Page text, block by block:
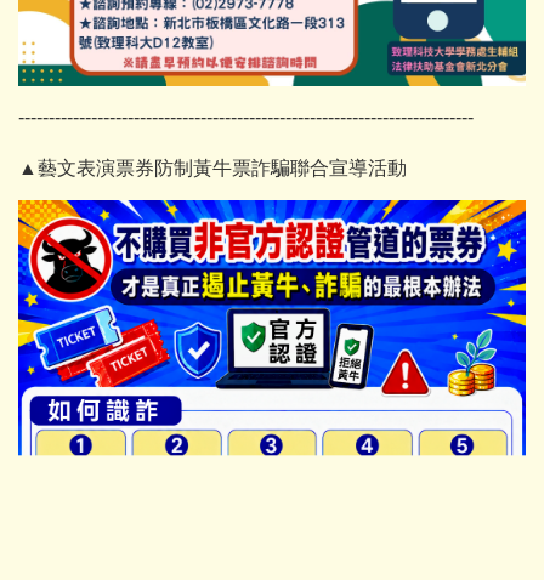
---------------------------------------------------------------------------
▲藝文表演票券防制黃牛票詐騙聯合宣導活動